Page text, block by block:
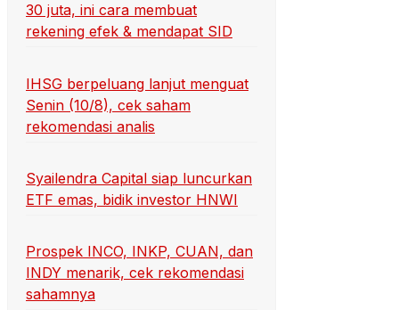
30 juta, ini cara membuat
rekening efek & mendapat SID
IHSG berpeluang lanjut menguat
Senin (10/8), cek saham
rekomendasi analis
Syailendra Capital siap luncurkan
ETF emas, bidik investor HNWI
Prospek INCO, INKP, CUAN, dan
INDY menarik, cek rekomendasi
sahamnya